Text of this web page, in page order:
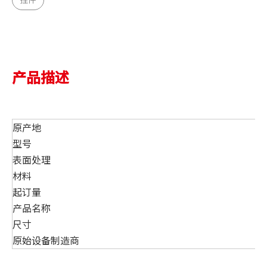
产品描述
原产地
型号
表面处理
材料
起订量
产品名称
尺寸
原始设备制造商